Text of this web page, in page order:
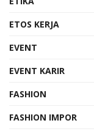
ETOS KERJA
EVENT
EVENT KARIR
FASHION
FASHION IMPOR